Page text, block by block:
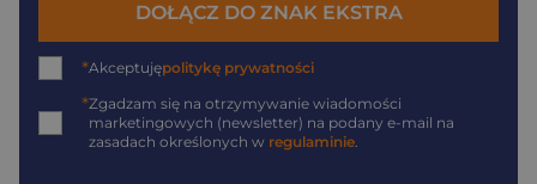
DOŁĄCZ DO ZNAK EKSTRA
*Akceptujępolitykę prywatności
*Zgadzam się na otrzymywanie wiadomości
marketingowych (newsletter) na podany e-mail na
zasadach określonych w regulaminie.